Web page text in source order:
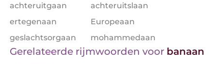
achteruitgaan
achteruitslaan
ertegenaan
Europeaan
geslachtsorgaan
mohammedaan
Gerelateerde rijmwoorden voor banaan